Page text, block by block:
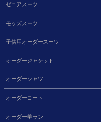
ゼニアスーツ
モッズスーツ
子供用オーダースーツ
オーダージャケット
オーダーシャツ
オーダーコート
オーダー学ラン